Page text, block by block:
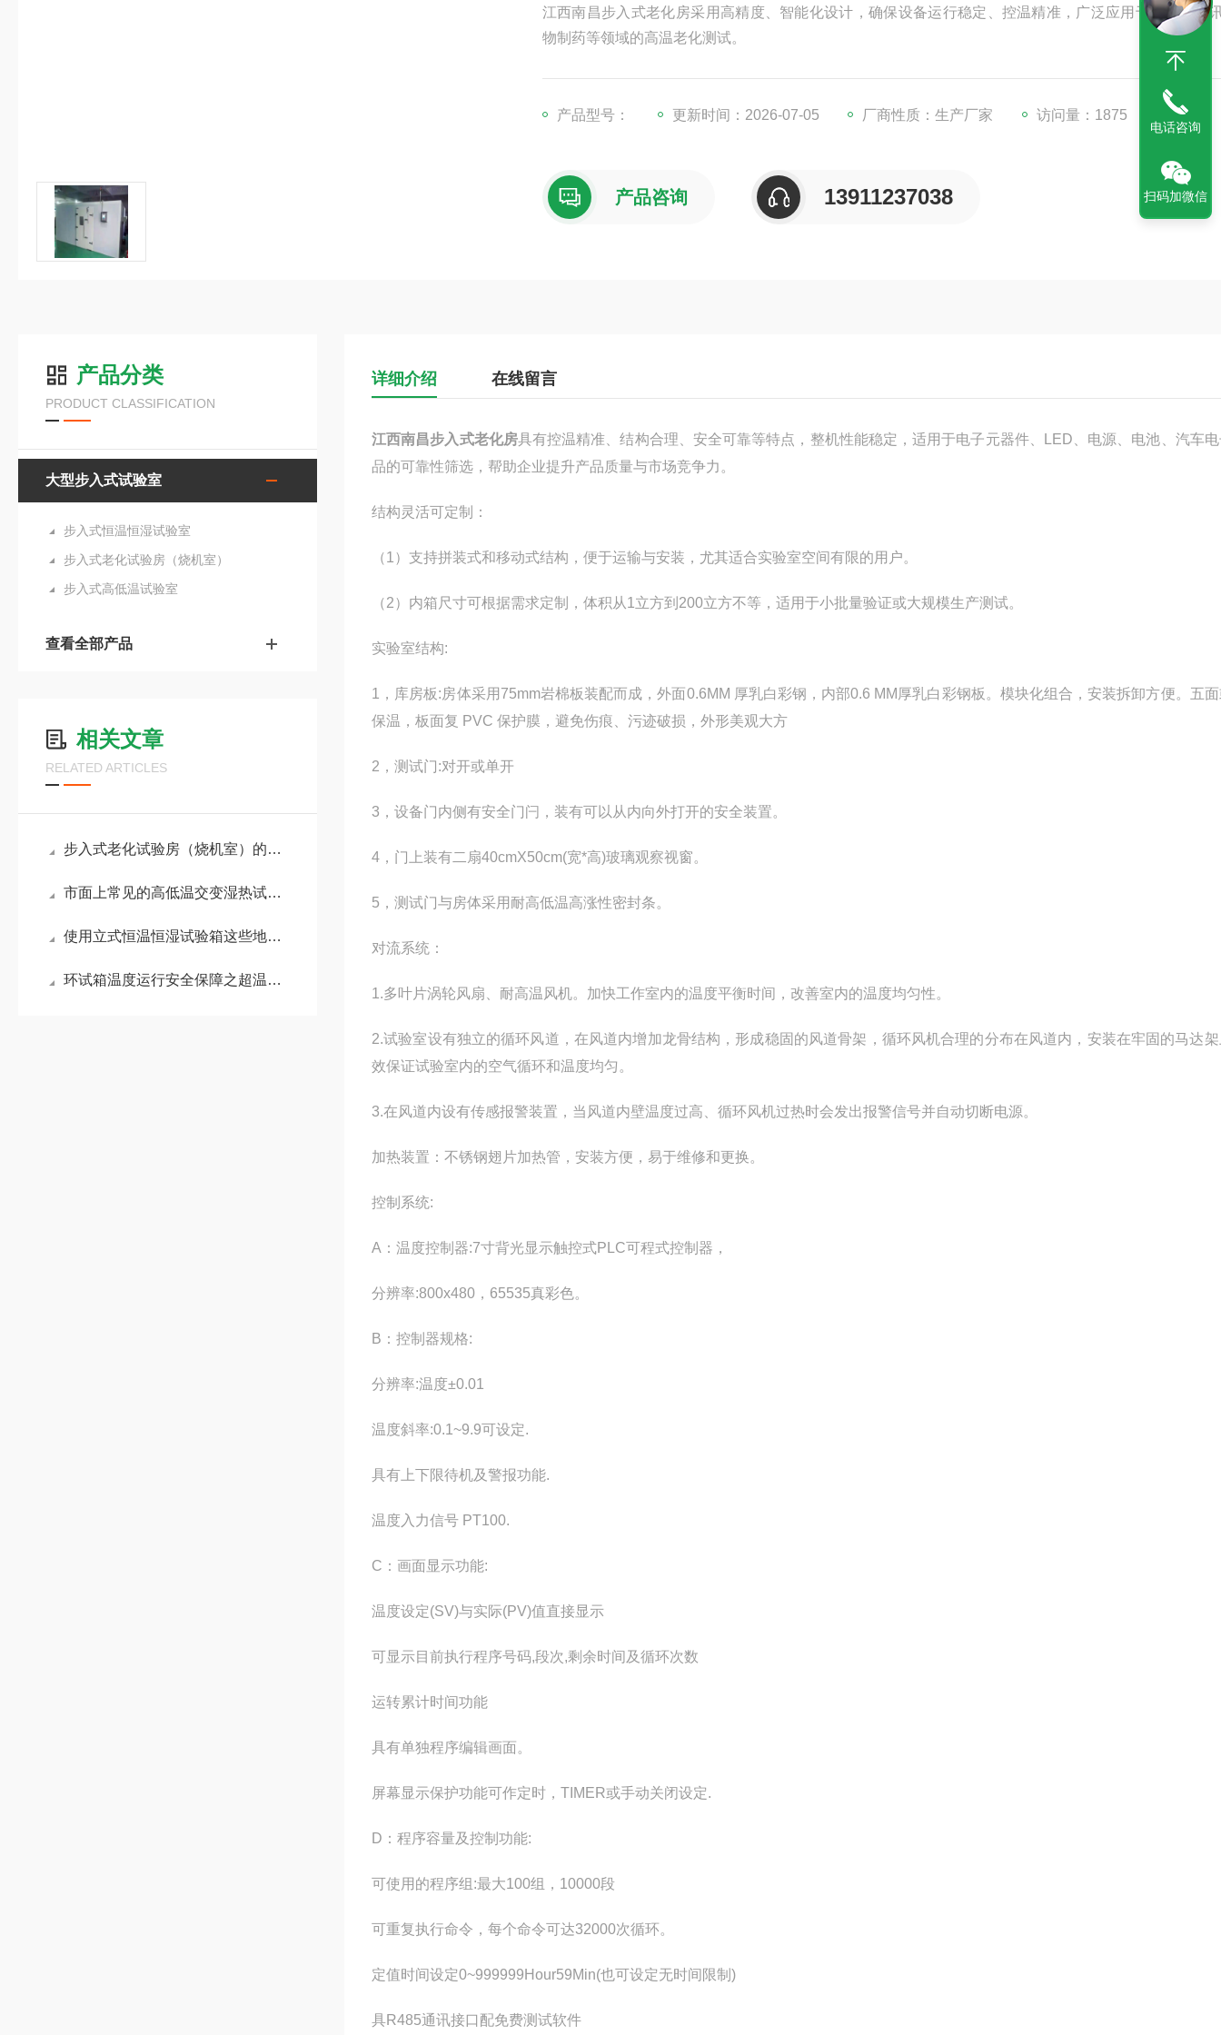
江西南昌步入式老化房‌采用高精度、智能化设计，确保设备运行稳定、控温精准，广泛应用于电子、通
物制药等领域的高温老化测试。
产品型号： 更新时间：2026-07-05 厂商性质：生产厂家 访问量：1875
产品咨询 13911237038
产品分类
PRODUCT CLASSIFICATION
大型步入式试验室
步入式恒温恒湿试验室
步入式老化试验房（烧机室）
步入式高低温试验室
查看全部产品
相关文章
RELATED ARTICLES
步入式老化试验房（烧机室）的结构设计特色
市面上常见的高低温交变湿热试验箱湿度测量有哪几种方法
使用立式恒温恒湿试验箱这些地方要谨记！
环试箱温度运行安全保障之超温保护
详细介绍 在线留言
江西南昌步入式老化房具有控温精准、结构合理、安全可靠等特点，整机性能稳定，适用于电子元器件、LED、电源、电池、汽车
品的可靠性筛选，帮助企业提升产品质量与市场竞争力。
结构灵活可定制‌：
（1）支持‌拼装式‌和‌移动式‌结构，便于运输与安装，尤其适合实验室空间有限的用户。
（2）内箱尺寸可根据需求定制，体积从‌1立方到200立方不等‌，适用于小批量验证或大规模生产测试。
实验室结构:
1，库房板:房体采用75mm岩棉板装配而成，外面0.6MM 厚乳白彩钢，内部0.6 MM厚乳白彩钢板。模块化组合，安装拆卸方便。五
保温，板面复 PVC 保护膜，避免伤痕、污迹破损，外形美观大方
2，测试门:对开或单开
3，设备门内侧有安全门闩，装有可以从内向外打开的安全装置。
4，门上装有二扇40cmX50cm(宽*高)玻璃观察视窗。
5，测试门与房体采用耐高低温高涨性密封条。
对流系统：
1.多叶片涡轮风扇、耐高温风机。加快工作室内的温度平衡时间，改善室内的温度均匀性。
2.试验室设有独立的循环风道，在风道内增加龙骨结构，形成稳固的风道骨架，循环风机合理的分布在风道内，安装在牢固的马达
效保证试验室内的空气循环和温度均匀。
3.在风道内设有传感报警装置，当风道内壁温度过高、循环风机过热时会发出报警信号并自动切断电源。
加热装置：不锈钢翅片加热管，安装方便，易于维修和更换。
控制系统:
A：温度控制器:7寸背光显示触控式PLC可程式控制器，
分辨率:800x480，65535真彩色。
B：控制器规格:
分辨率:温度±0.01
温度斜率:0.1~9.9可设定.
具有上下限待机及警报功能.
温度入力信号 PT100.
C：画面显示功能:
温度设定(SV)与实际(PV)值直接显示
可显示目前执行程序号码,段次,剩余时间及循环次数
运转累计时间功能
具有单独程序编辑画面。
屏幕显示保护功能可作定时，TIMER或手动关闭设定.
D：程序容量及控制功能:
可使用的程序组:最大100组，10000段
可重复执行命令，每个命令可达32000次循环。
定值时间设定0~999999Hour59Min(也可设定无时间限制)
具R485通讯接口配免费测试软件
电话咨询
扫码加微信